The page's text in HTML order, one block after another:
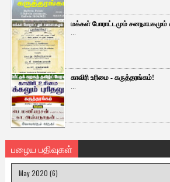
மக்கள் போராட்டமும் சனநாயகமும்
...
காவிரி உரிமை - கருத்தரங்கம்!
...
பழைய பதிவுகள்